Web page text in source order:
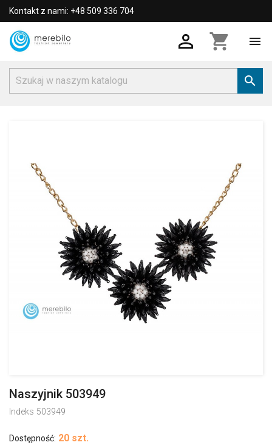
Kontakt z nami: +48 509 336 704
 shopping_cart 

Naszyjnik 503949
Indeks 503949
Dostępność: 20 szt.